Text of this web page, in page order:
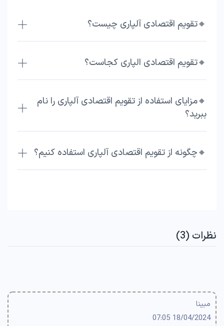
🔸تقویم اقتصادی آلپاری چیست؟
🔸تقویم اقتصادی الپاری کجاست؟
🔸مزایای استفاده از تقویم اقتصادی آلپاری را نام
ببرید؟
🔸چگونه از تقویم اقتصادی آلپاری استفاده کنیم؟
نظرات (3)
مبینا
18/04/2024 07:05